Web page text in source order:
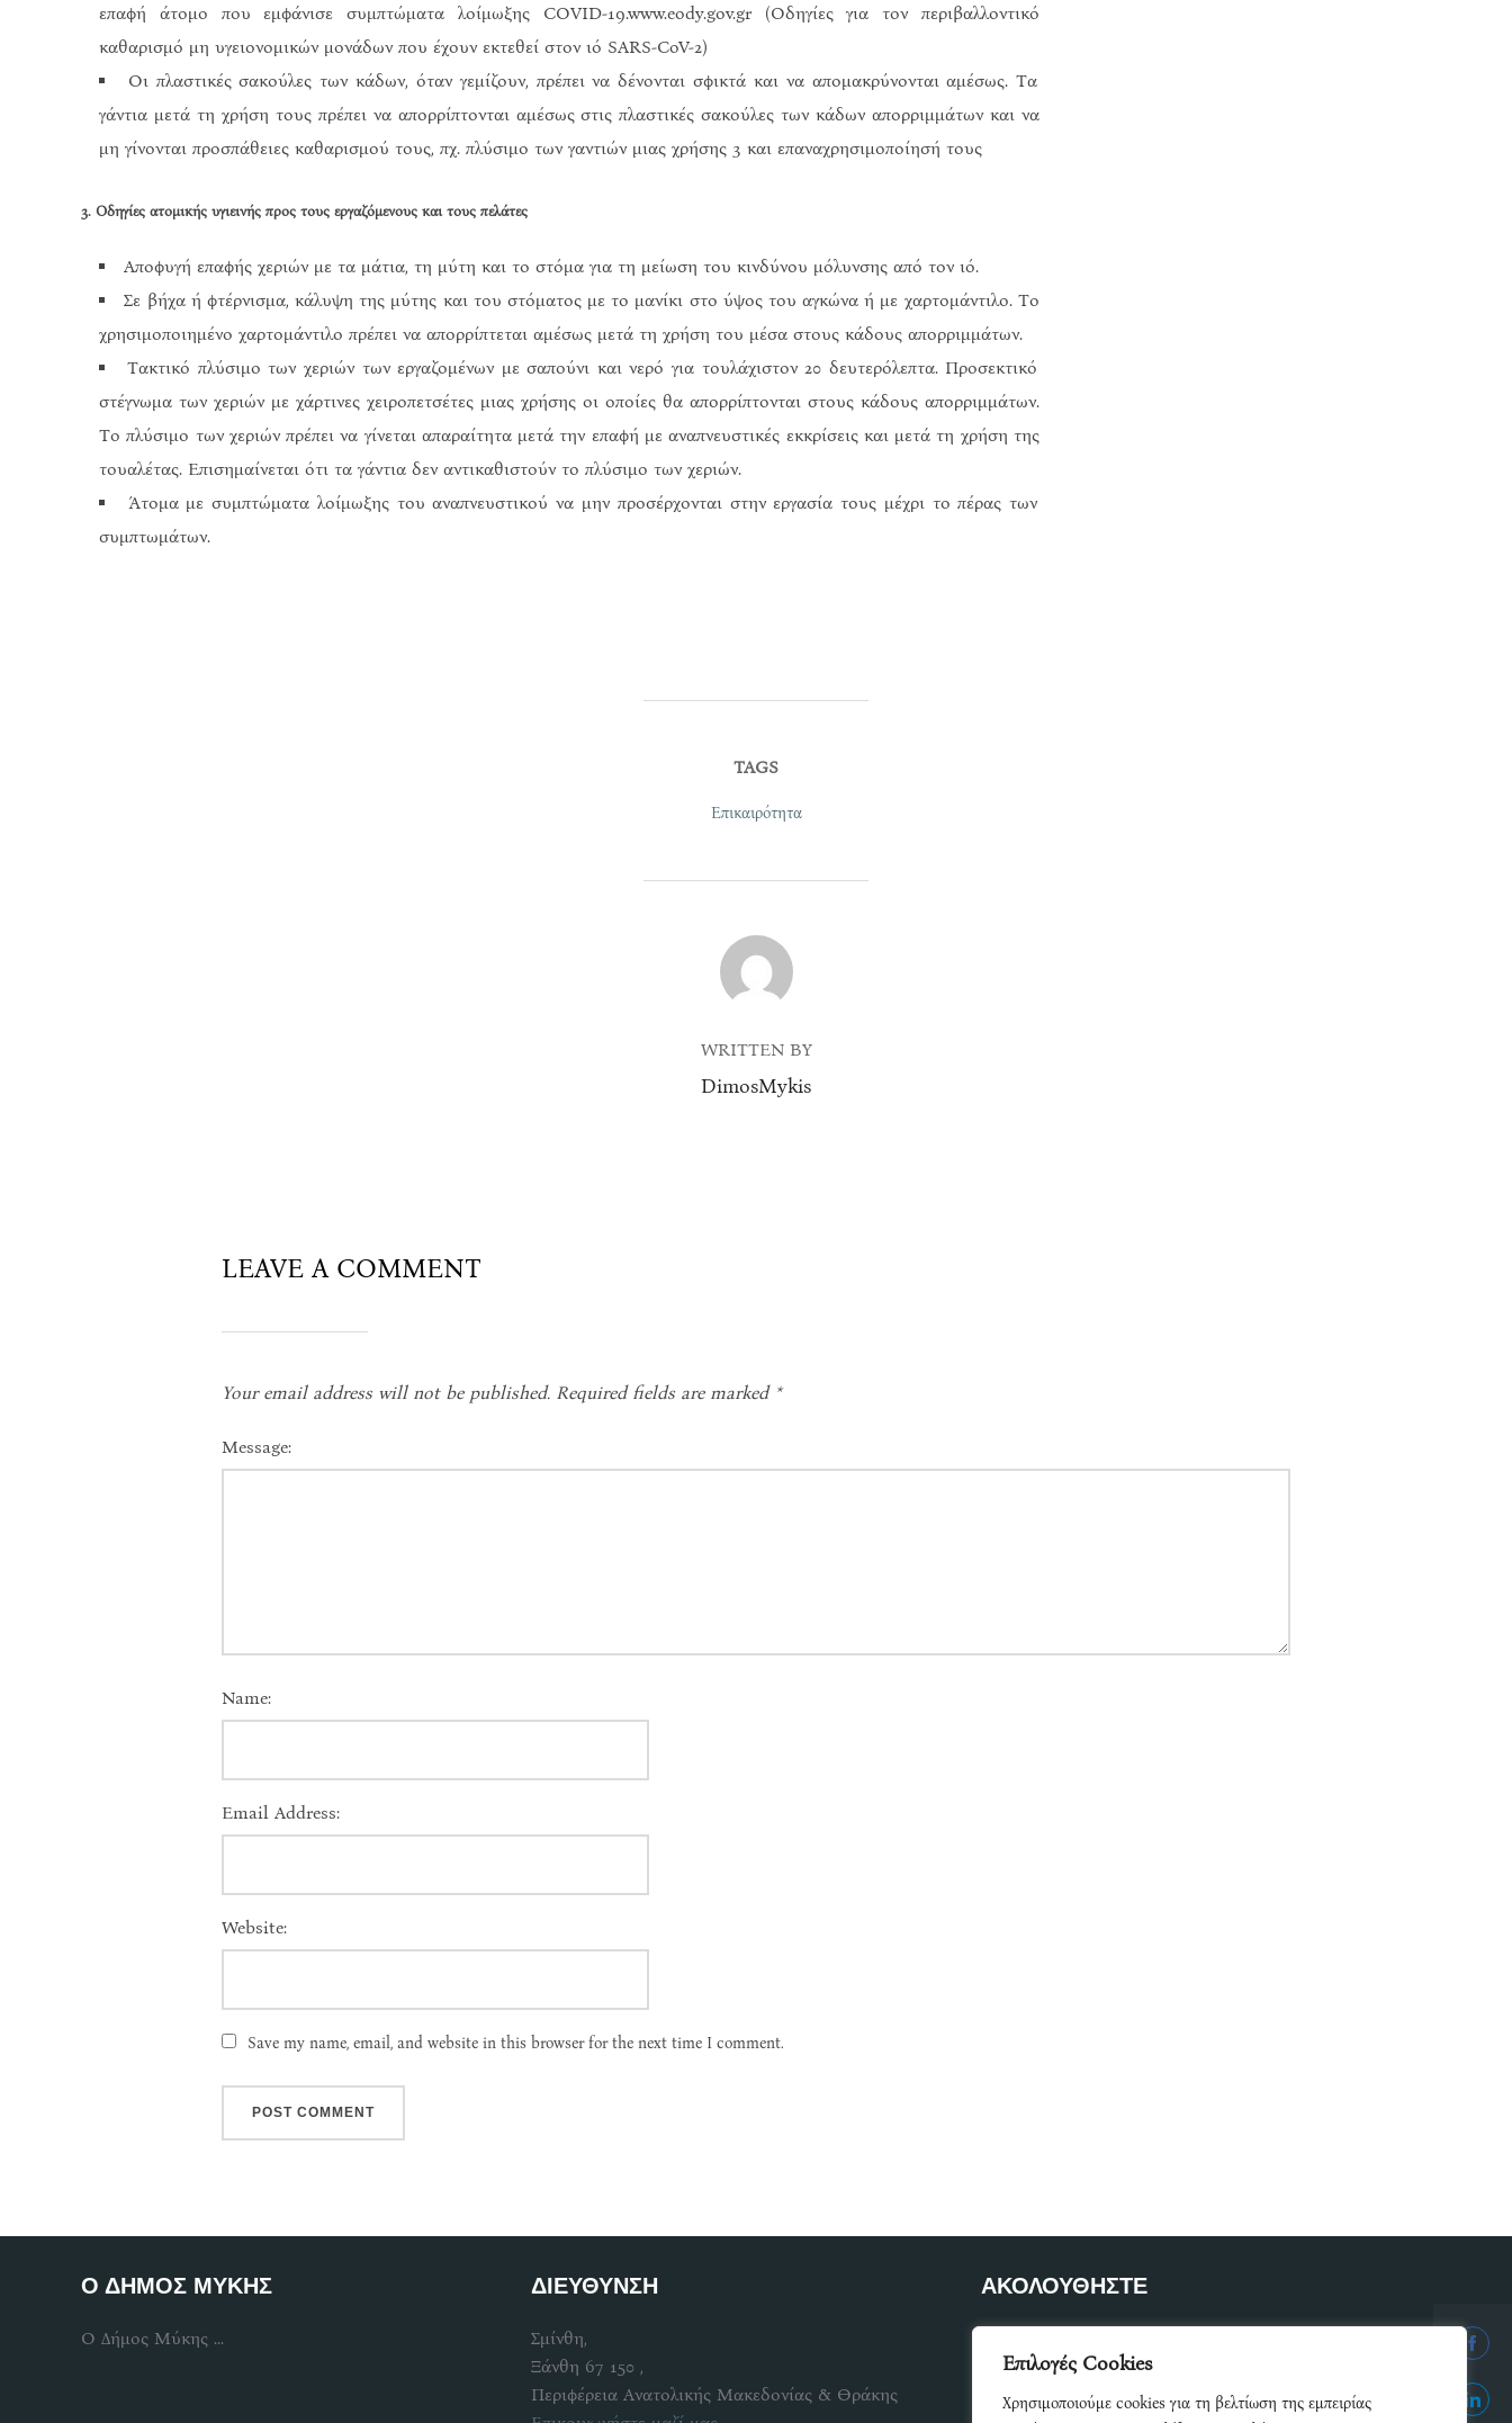
Επιλογές Cookies
Χρησιμοποιούμε cookies για τη βελτίωση της εμπειρίας
επαφή άτομο που εμφάνισε συμπτώματα λοίμωξης COVID-19.www.eody.gov.gr (Οδηγίες για τον περιβαλλοντικό
καθαρισμό μη υγειονομικών μονάδων που έχουν εκτεθεί στον ιό SARS-CoV-2)
Οι πλαστικές σακούλες των κάδων, όταν γεμίζουν, πρέπει να δένονται σφικτά και να απομακρύνονται αμέσως. Τα
γάντια μετά τη χρήση τους πρέπει να απορρίπτονται αμέσως στις πλαστικές σακούλες των κάδων απορριμμάτων και να
μη γίνονται προσπάθειες καθαρισμού τους, πχ. πλύσιμο των γαντιών μιας χρήσης 3 και επαναχρησιμοποίησή τους
3. Οδηγίες ατομικής υγιεινής προς τους εργαζόμενους και τους πελάτες
Αποφυγή επαφής χεριών με τα μάτια, τη μύτη και το στόμα για τη μείωση του κινδύνου μόλυνσης από τον ιό.
Σε βήχα ή φτέρνισμα, κάλυψη της μύτης και του στόματος με το μανίκι στο ύψος του αγκώνα ή με χαρτομάντιλο. Το
χρησιμοποιημένο χαρτομάντιλο πρέπει να απορρίπτεται αμέσως μετά τη χρήση του μέσα στους κάδους απορριμμάτων.
Τακτικό πλύσιμο των χεριών των εργαζομένων με σαπούνι και νερό για τουλάχιστον 20 δευτερόλεπτα. Προσεκτικό
στέγνωμα των χεριών με χάρτινες χειροπετσέτες μιας χρήσης οι οποίες θα απορρίπτονται στους κάδους απορριμμάτων.
Το πλύσιμο των χεριών πρέπει να γίνεται απαραίτητα μετά την επαφή με αναπνευστικές εκκρίσεις και μετά τη χρήση της
τουαλέτας. Επισημαίνεται ότι τα γάντια δεν αντικαθιστούν το πλύσιμο των χεριών.
Άτομα με συμπτώματα λοίμωξης του αναπνευστικού να μην προσέρχονται στην εργασία τους μέχρι το πέρας των
συμπτωμάτων.
TAGS
Επικαιρότητα
POST AUTHOR
WRITTEN BY
DimosMykis
LEAVE A COMMENT
Your email address will not be published. Required fields are marked *
Message:
Name:
Email Address:
Website:
Save my name, email, and website in this browser for the next time I comment.
Ο ΔΗΜΟΣ ΜΥΚΗΣ
Ο Δήμος Μύκης ...
ΔΙΕΥΘΥΝΣΗ
Σμίνθη,
Ξάνθη 67 150 ,
Περιφέρεια Ανατολικής Μακεδονίας & Θράκης
ΑΚΟΛΟΥΘΗΣΤΕ
on